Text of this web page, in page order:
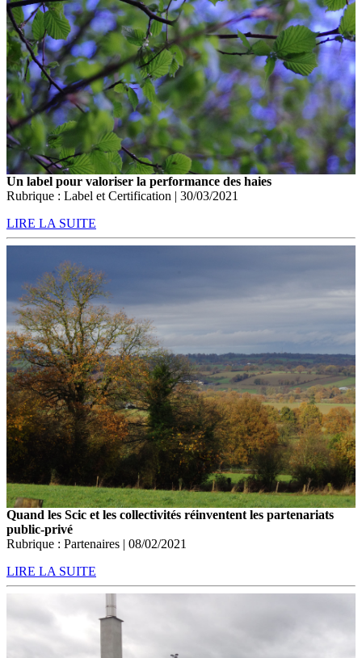
Un label pour valoriser la performance des haies
Rubrique : Label et Certification | 30/03/2021
LIRE LA SUITE
Quand les Scic et les collectivités réinventent les partenariats
public-privé
Rubrique : Partenaires | 08/02/2021
LIRE LA SUITE